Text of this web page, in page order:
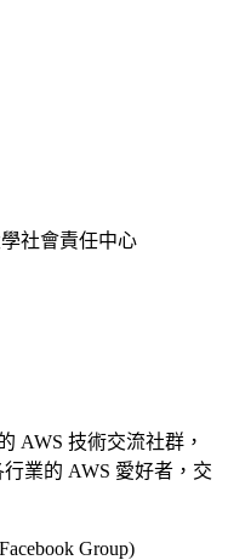
社會責任中心
AWS 技術交流社群，
業的 AWS 愛好者，交
Group)